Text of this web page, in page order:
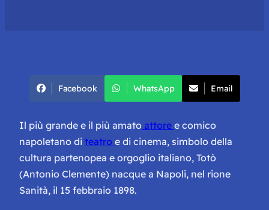
Facebook WhatsApp Email
Il più grande e il più amato attore e comico
napoletano di teatro e di cinema, simbolo della
cultura partenopea e orgoglio italiano, Totò
(Antonio Clemente) nacque a Napoli, nel rione
Sanità, il 15 febbraio 1898.